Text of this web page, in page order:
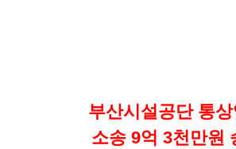
부산시설공단 통
소송 9억 3천만원